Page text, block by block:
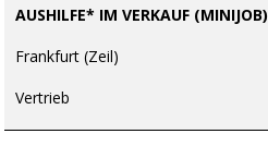
AUSHILFE* IM VERKAUF (MINIJOB)
Frankfurt (Zeil)
Vertrieb